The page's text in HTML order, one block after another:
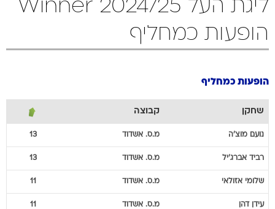
ליגת העל Winner 2024/25
הופעות כמחליף
הופעות כמחליף
שחקן קבוצה
נועם מוצ'ה מ.ס. אשדוד 13
רביד אברג'יל מ.ס. אשדוד 13
שלומי אזולאי מ.ס. אשדוד 11
עידן דהן מ.ס. אשדוד 11